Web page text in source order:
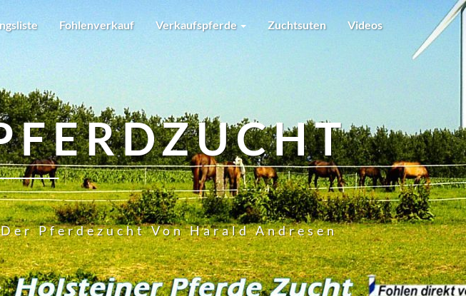
Fohlenverkauf Verkaufspferde Zuchtsuten Videos
Pferdezucht Von Harald Andresen